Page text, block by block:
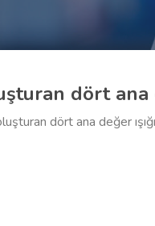
dört ana
dört ana değer